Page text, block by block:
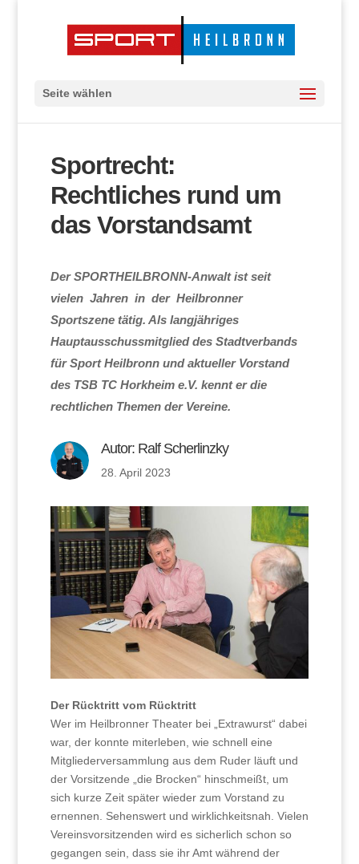
Seite wählen
Sportrecht:
Rechtliches rund um
das Vorstandsamt
Der SPORTHEILBRONN-Anwalt ist seit
vielen Jahren in der Heilbronner
Sportszene tätig. Als langjähriges
Hauptausschussmitglied des Stadtverbands
für Sport Heilbronn und aktueller Vorstand
des TSB TC Horkheim e.V. kennt er die
rechtlichen Themen der Vereine.
Autor: Ralf Scherlinzky
28. April 2023
Der Rücktritt vom Rücktritt
Wer im Heilbronner Theater bei „Extrawurst“ dabei
war, der konnte miterleben, wie schnell eine
Mitgliederversammlung aus dem Ruder läuft und
der Vorsitzende „die Brocken“ hinschmeißt, um
sich kurze Zeit später wieder zum Vorstand zu
ernennen. Sehenswert und wirklichkeitsnah. Vielen
Vereinsvorsitzenden wird es sicherlich schon so
gegangen sein, dass sie ihr Amt während der